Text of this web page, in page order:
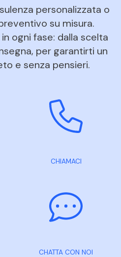
personalizzata o
su misura.
ogni fase: dalla scelta
per garantirti un
e senza pensieri.
CHIAMACI
CHATTA CON NOI